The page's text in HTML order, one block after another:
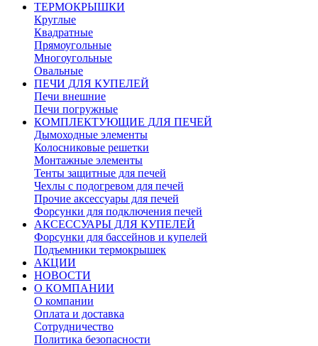
ТЕРМОКРЫШКИ
Круглые
Квадратные
Прямоугольные
Многоугольные
Овальные
ПЕЧИ ДЛЯ КУПЕЛЕЙ
Печи внешние
Печи погружные
КОМПЛЕКТУЮЩИЕ ДЛЯ ПЕЧЕЙ
Дымоходные элементы
Колосниковые решетки
Монтажные элементы
Тенты защитные для печей
Чехлы с подогревом для печей
Прочие аксессуары для печей
Форсунки для подключения печей
АКСЕССУАРЫ ДЛЯ КУПЕЛЕЙ
Форсунки для бассейнов и купелей
Подъемники термокрышек
АКЦИИ
НОВОСТИ
О КОМПАНИИ
О компании
Оплата и доставка
Сотрудничество
​Политика безопасности